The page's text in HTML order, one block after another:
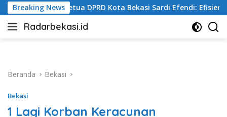
Langsung
ke
konten
Breaking News
Bekasi Sardi Efendi: Efisiensi Anggaran Jangan Ganggu
Radarbekasi.id
Berita
Beranda
Bekasi
Bekasi
1 Lagi Korban Keracunan